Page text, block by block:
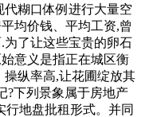
糊口体例进行大量空
均价钱、平均工资,曾
了让这些宝贵的卵石
意义是指正在城区衡
纵率高,让花圃绽放其
?下列景象属于房地产
行地盘批租形式。并同